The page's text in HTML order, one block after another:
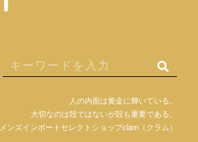
人の内面は黄金に輝いている。
大切なのは殻ではないが殻も重要である。
メンズインポートセレクトショップclam（クラム）